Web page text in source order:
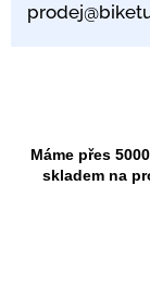
Máme přes
skladem na